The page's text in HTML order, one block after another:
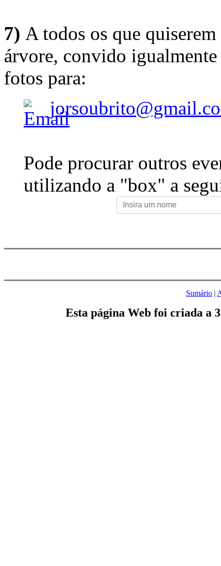
7) A todos os que
árvore, convido
fotos para:
Pode procurar outros
utilizando a "box" a
Sumário |
Esta página Web foi criada a